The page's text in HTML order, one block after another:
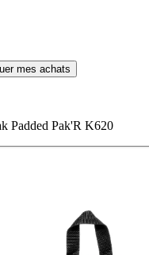
mes achats
Padded Pak'R K620